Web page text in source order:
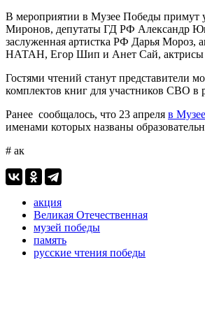
В мероприятии в Музее Победы примут
Миронов, депутаты ГД РФ Александр
заслуженная артистка РФ Дарья
НАТАН, Егор Шип и Анет Сай, актрисы
Гостями чтений станут представители
комплектов книг для участников СВО в
Ранее сообщалось, что 23 апреля в
именами которых названы
# ак
акция
Великая Отечественная
музей победы
память
русские чтения победы